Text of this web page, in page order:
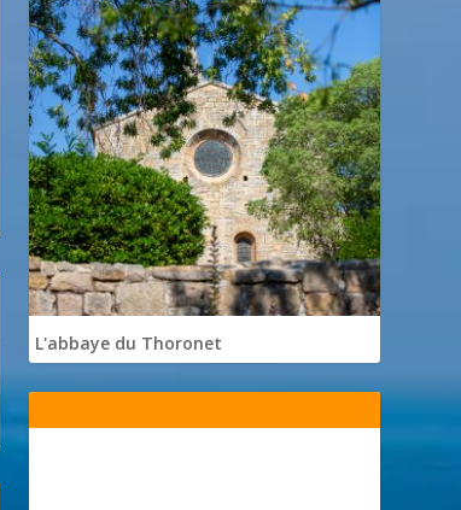
L'abbaye du Thoronet